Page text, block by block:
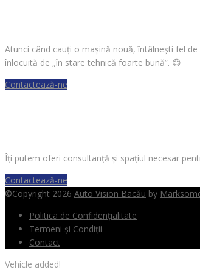
Atunci când cauți o mașină nouă, întâlnești fel
înlocuită de „în stare tehnică foarte bună”. 😊
Contactează-ne
Îți putem oferi consultanță și spațiul necesar
Contactează-ne
©Copyright 2026 Auto Vision Bacău by
Politica de Confidențialitate
Termeni și Condiții
Contact
Vehicle added!